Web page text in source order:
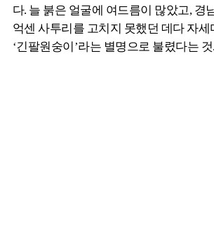
다. 늘 붉은 얼굴에 여드름이 많았고, 경
억센 사투리를 고치지 못했던 데다 자세
‘긴팔원숭이’라는 별명으로 불렸다는 것.